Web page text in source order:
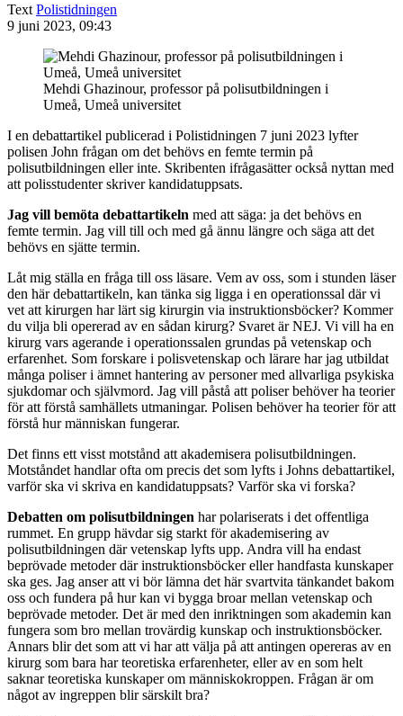
Text Polistidningen
9 juni 2023, 09:43
Mehdi Ghazinour, professor på polisutbildningen i
Umeå, Umeå universitet
I en debattartikel publicerad i Polistidningen 7 juni 2023 lyfter
polisen John frågan om det behövs en femte termin på
polisutbildningen eller inte. Skribenten ifrågasätter också nyttan med
att polisstudenter skriver kandidatuppsats.
Jag vill bemöta debattartikeln med att säga: ja det behövs en
femte termin. Jag vill till och med gå ännu längre och säga att det
behövs en sjätte termin.
Låt mig ställa en fråga till oss läsare. Vem av oss, som i stunden läser
den här debattartikeln, kan tänka sig ligga i en operationssal där vi
vet att kirurgen har lärt sig kirurgin via instruktionsböcker? Kommer
du vilja bli opererad av en sådan kirurg? Svaret är NEJ. Vi vill ha en
kirurg vars agerande i operationssalen grundas på vetenskap och
erfarenhet. Som forskare i polisvetenskap och lärare har jag utbildat
många poliser i ämnet hantering av personer med allvarliga psykiska
sjukdomar och självmord. Jag vill påstå att poliser behöver ha teorier
för att förstå samhällets utmaningar. Polisen behöver ha teorier för att
förstå hur människan fungerar.
Det finns ett visst motstånd att akademisera polisutbildningen.
Motståndet handlar ofta om precis det som lyfts i Johns debattartikel,
varför ska vi skriva en kandidatuppsats? Varför ska vi forska?
Debatten om polisutbildningen har polariserats i det offentliga
rummet. En grupp hävdar sig starkt för akademisering av
polisutbildningen där vetenskap lyfts upp. Andra vill ha endast
beprövade metoder där instruktionsböcker eller handfasta kunskaper
ska ges. Jag anser att vi bör lämna det här svartvita tänkandet bakom
oss och fundera på hur kan vi bygga broar mellan vetenskap och
beprövade metoder. Det är med den inriktningen som akademin kan
fungera som bro mellan trovärdig kunskap och instruktionsböcker.
Annars blir det som att vi har att välja på att antingen opereras av en
kirurg som bara har teoretiska erfarenheter, eller av en som helt
saknar teoretiska kunskaper om människokroppen. Frågan är om
något av ingreppen blir särskilt bra?